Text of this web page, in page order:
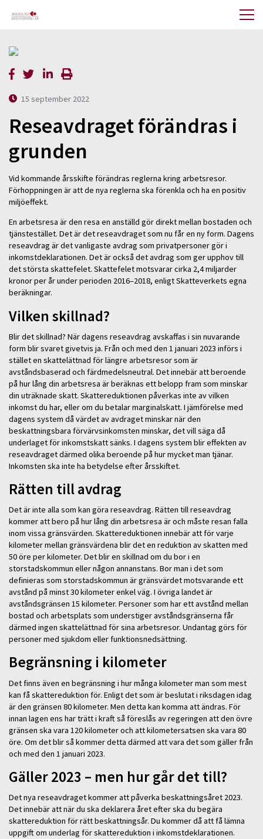
15 september 2022
Reseavdraget förändras i
grunden
Vid kommande årsskifte förändras reglerna kring arbetsresor.
Förhoppningen är att de nya reglerna ska förenkla och ha en positiv
miljöeffekt.
En arbetsresa är den resa en anställd gör direkt mellan bostaden och
tjänstestället. Det är det reseavdraget som nu får en ny form. Dagens
reseavdrag är det vanligaste avdrag som privatpersoner gör i
inkomstdeklarationen. Det är också det avdrag som ger upphov till
det största skattefelet. Skattefelet motsvarar cirka 2,4 miljarder
kronor per år under perioden 2016–2018, enligt Skatteverkets egna
beräkningar.
Vilken skillnad?
Blir det skillnad? När dagens reseavdrag avskaffas i sin nuvarande
form blir svaret givetvis ja. Från och med den 1 januari 2023 införs i
stället en skattelättnad för längre arbetsresor som är
avståndsbaserad och färdmedelsneutral. Det innebär att beroende
på hur lång din arbetsresa är beräknas ett belopp fram som minskar
din uträknade skatt. Skattereduktionen påverkas inte av vilken
inkomst du har, eller om du betalar marginalskatt. I jämförelse med
dagens system då värdet av avdraget minskar när den
beskattningsbara förvärvsinkomsten minskar, det vill säga då
underlaget för inkomstskatt sänks. I dagens system blir effekten av
reseavdraget därmed olika beroende på hur mycket man tjänar.
Inkomsten ska inte ha betydelse efter årsskiftet.
Rätten till avdrag
Det är inte alla som kan göra reseavdrag. Rätten till reseavdrag
kommer att bero på hur lång din arbetsresa är och måste resan falla
inom vissa gränsvärden. Skattereduktionen innebär att för varje
kilometer mellan gränsvärdena blir det en reduktion av skatten med
50 öre per kilometer. Det blir en skillnad om du bor i en
storstadskommun eller någon annanstans. Bor man i det som
definieras som storstadskommun är gränsvärdet motsvarande ett
avstånd på minst 30 kilometer enkel väg. I övriga landet är
avståndsgränsen 15 kilometer. Personer som har ett avstånd mellan
bostad och arbetsplats som understiger avståndsgränserna får
därmed ingen skattelättnad för sina arbetsresor. Undantag görs för
personer med sjukdom eller funktionsnedsättning.
Begränsning i kilometer
Det finns även en begränsning i hur många kilometer man som mest
kan få skattereduktion för. Enligt det som är beslutat i riksdagen idag
är den gränsen 80 kilometer. Men detta kan komma att ändras. För
innan lagen ens har trätt i kraft så föreslås av regeringen att den övre
gränsen ska vara 120 kilometer och att kilometersatsen ska vara 80
öre. Om det blir så kommer detta därmed att vara det som gäller från
och med den 1 januari 2023.
Gäller 2023 – men hur går det till?
Det nya reseavdraget kommer att påverka beskattningsåret 2023.
Det innebär att när du ska deklarera året efter ska du begära
skattereduktion för rätt beskattningsår. Du kommer då att få lämna
uppgift om underlag för skattereduktion i inkomstdeklarationen.